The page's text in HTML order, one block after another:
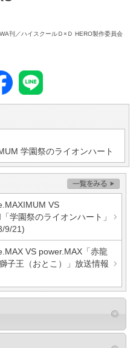
刊／ハイスクールＤ×Ｄ HERO製作委員会
学園祭のライオンハート
VS
学園祭のライオンハート」
9/21)
VS power.MAX「赤龍
子王（おとこ）」放送情報